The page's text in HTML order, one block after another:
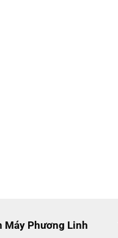
Máy Phương Linh